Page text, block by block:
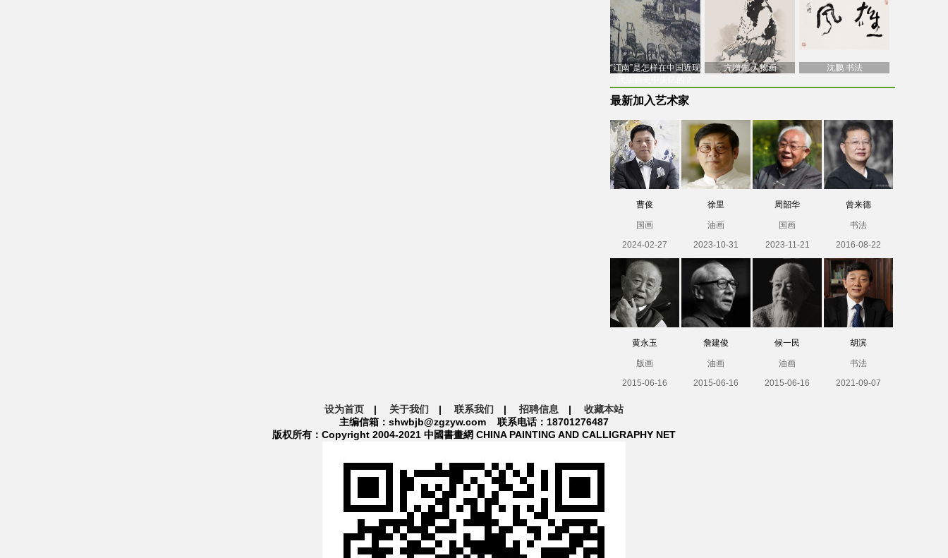
“江南”是怎样在中国近现
方增先 人物画 沈鹏 书法
最新加入艺术家
曹俊
国画
2024-02-27
徐里
油画
2023-10-31
周韶华
国画
2023-11-21
曾来德
书法
2016-08-22
黄永玉
版画
2015-06-16
詹建俊
油画
2015-06-16
候一民
油画
2015-06-16
胡滨
书法
2021-09-07
设为首页 | 关于我们 | 联系我们 | 招聘信息 | 收藏本站
主编信箱：shwbjb@zgzyw.com 联系电话：18701276487
版权所有：Copyright 2004-2021 中國書畫網 CHINA PAINTING AND CALLIGRAPHY NET